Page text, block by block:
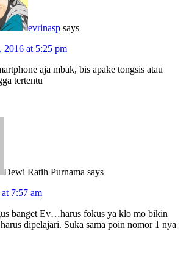
evrinasp says
2016 at 5:25 pm
aja mbak, bis apake tongsis atau
tertentu
Dewi Ratih Purnama says
7:57 am
banget Ev…harus fokus ya klo mo bikin
dipelajari. Suka sama poin nomor 1 nya